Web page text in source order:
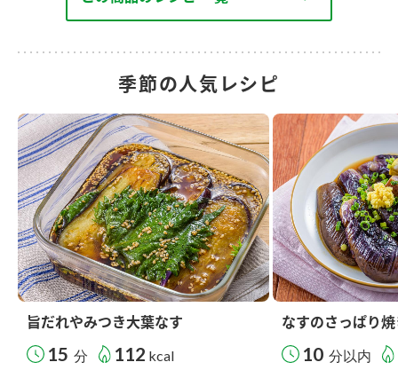
季節の人気レシピ
旨だれやみつき大葉なす
15 分 112 kcal
なすのさっぱり
10 分以内